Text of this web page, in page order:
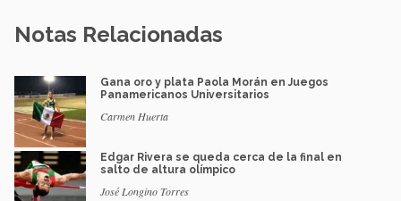
Notas Relacionadas
Gana oro y plata Paola Morán en Juegos
Panamericanos Universitarios
Carmen Huerta
Edgar Rivera se queda cerca de la final en
salto de altura olímpico
José Longino Torres